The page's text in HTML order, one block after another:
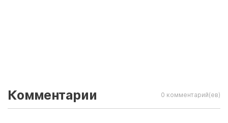
Комментарии 0 комментарий(ев)